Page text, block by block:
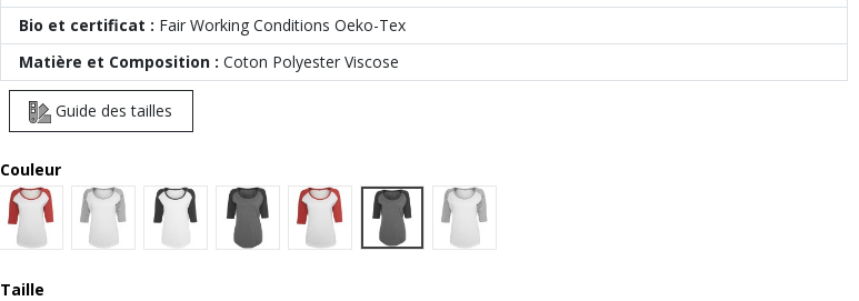
Bio et certificat : Fair Working Conditions Oeko-Tex
Matière et Composition : Coton Polyester Viscose
Guide des tailles
Couleur
White/Red White/Heather Grey
White/BlackCharcoal/BlackWhite|Red
Charcoal (Heather)|Black
White|Heather Grey
Taille